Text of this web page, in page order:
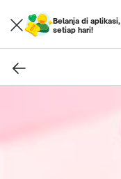
Belanja di
setiap hari!